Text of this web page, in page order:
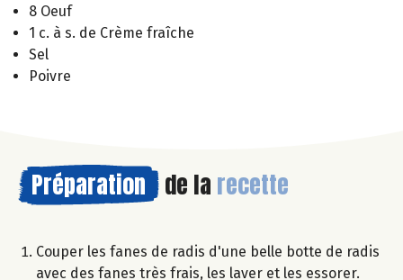
8 Oeuf
1 c. à s. de Crème fraîche
Sel
Poivre
Préparation de la recette
Couper les fanes de radis d'une belle botte de radis
avec des fanes très frais, les laver et les essorer.